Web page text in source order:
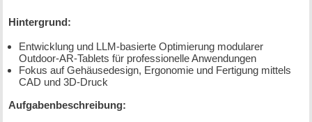
Hintergrund:
Entwicklung und LLM-basierte Optimierung modularer
Outdoor-AR-Tablets für professionelle Anwendungen
Fokus auf Gehäusedesign, Ergonomie und Fertigung mittels
CAD und 3D-Druck
Aufgabenbeschreibung: